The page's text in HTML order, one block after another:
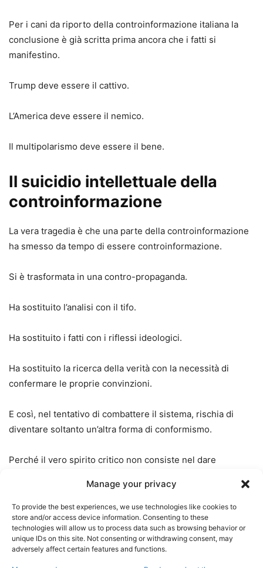
Manage your privacy
To provide the best experiences, we use technologies like cookies to
store and/or access device information. Consenting to these
technologies will allow us to process data such as browsing behavior or
unique IDs on this site. Not consenting or withdrawing consent, may
adversely affect certain features and functions.
Per i cani da riporto della controinformazione italiana la
conclusione è già scritta prima ancora che i fatti si
manifestino.
Trump deve essere il cattivo.
L’America deve essere il nemico.
Il multipolarismo deve essere il bene.
Il suicidio intellettuale della
controinformazione
La vera tragedia è che una parte della controinformazione
ha smesso da tempo di essere controinformazione.
Si è trasformata in una contro-propaganda.
Ha sostituito l’analisi con il tifo.
Ha sostituito i fatti con i riflessi ideologici.
Ha sostituito la ricerca della verità con la necessità di
confermare le proprie convinzioni.
E così, nel tentativo di combattere il sistema, rischia di
diventare soltanto un’altra forma di conformismo.
Perché il vero spirito critico non consiste nel dare
Consiste nel seguire i fatti anche quando essi
contraddicono le proprie convinzioni.
Ed è proprio questo che i cani da riporto della